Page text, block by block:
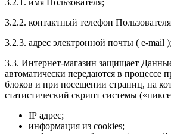
3.2.2. контактный телефон
3.2.3. адрес электронной почты ( e-mail );
3.3. Интернет-магазин защищает
автоматически передаются в процессе
блоков и при посещении страниц, на
статистический скрипт системы
IP адрес;
информация из cookies;